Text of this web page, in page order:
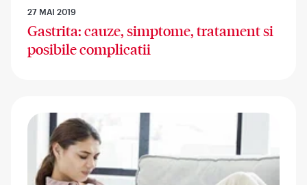
27 MAI 2019
Gastrita: cauze, simptome, tratament si
posibile complicatii